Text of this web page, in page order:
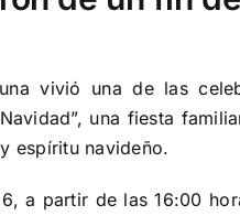
vivió una de las
una fiesta
espíritu navideño.
a partir de las 16:00